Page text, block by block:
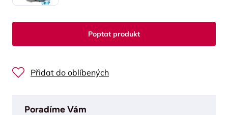
Poptat produkt
Přidat do oblíbených
Poradíme Vám